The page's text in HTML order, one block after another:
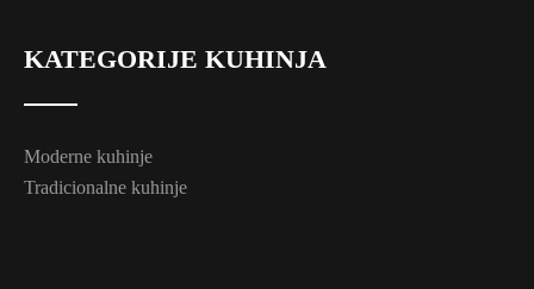
KATEGORIJE KUHINJA
Moderne kuhinje
Tradicionalne kuhinje